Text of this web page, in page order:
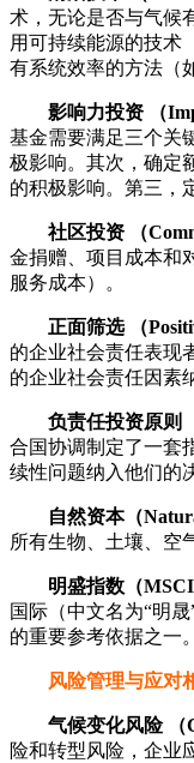
术，无论是否与气候
用可持续能源的技术
有系统效率的方法（
影响力投资 （
基金需要满足三个关
极影响。其次，确定
的积极影响。第三，
社区投资 （
金捐赠、项目成本和
服务成本）。
正面筛选 （
的企业社会责任表现
的企业社会责任因素
负责任投资原则
合国协调制定了一套
续性问题纳入他们的
自然资本（
所有生物、土壤、空
明盛指数（MSCI
国际（中文名为“明
的重要参考依据之一。
风险管理与应对
气候变化风险 （
险和转型风险，企业